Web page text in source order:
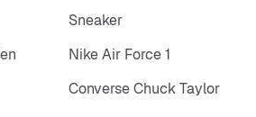
Sneaker
Nike Air Force 1
Converse Chuck Taylor